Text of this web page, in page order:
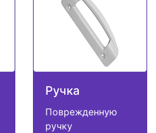
Ручка
Поврежденную
ручку